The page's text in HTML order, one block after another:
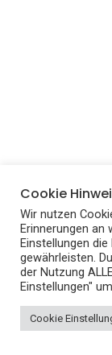
„Sexiest Man
sein modischer
Sexsymbol
durch sein
Projekten.
Cookie
Wir nutzen
Erinnerungen an
Einstellungen
gewährleisten.
der Nutzung
Einstellungen"
Cookie